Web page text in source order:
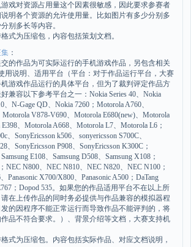
戏对资源占用量这个因素很敏感，因此要求参赛者
明各个资源的允许使用量。比如图片有多少分别多
别多长等内容。
式为压缩包，内容包括策划文档。
：
的作品为可实际运行的手机游戏作品，另包含相关
用说明、适用平台（平台：对于作品运行平台，大赛
游戏作品运行的具体平台，但为了裁判评定作品方
兼容以下参考平台之一：Nokia Series 40、Nokia
、N-Gage QD、Nokia 7260；Motorola A760、
V878-V690、Motorola E680(new)、Motorola
、Motorola A668、Motorola L7、Motorola L6；
、SonyEricsson k506、sonyericsson S700C、
、SonyEricsson P908、SonyEricsson K300C；
E108、Samsung D508、Samsung X108；
NEC N800、NEC N810、NEC N820、NEC N100；
Panasonic X700/X800、Panasonic A500；DaTang
；Dopod 535。如果您的作品适用平台不在以上所
在上传作品的同时务必提供与作品兼容的模拟器程
的因程序不能正常运行而导致作品不能评判的，将
品不符合要求。）、背景介绍等文档，大赛支持机
式为压缩包。内容包括实际作品、对应文档说明，